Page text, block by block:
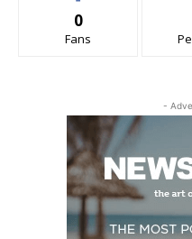
0
Fans
-